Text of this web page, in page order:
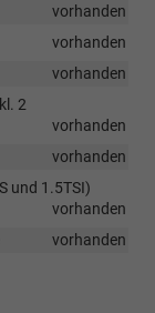
vorhanden
vorhanden
vorhanden
2
vorhanden
vorhanden
und 1.5TSI)
vorhanden
vorhanden